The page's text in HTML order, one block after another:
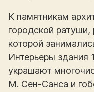
К памятникам
городской ратуши,
которой
Интерьеры здания
украшают
М. Сен-Санса и